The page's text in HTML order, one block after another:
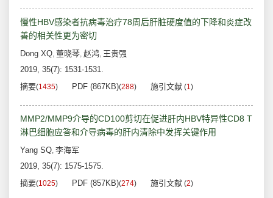
慢性HBV感染者抗病毒治疗78周后肝脏硬度值的下降和炎症改
善的相关性更为密切
Dong XQ, 董晓琴, 赵鸿, 王贵强
2019, 35(7): 1531-1531.
摘要(1435) PDF (867KB)(288) 施引文献 (1)
MMP2/MMP9介导的CD100剪切在促进肝内HBV特异性CD8 T
淋巴细胞应答和介导病毒的肝内清除中发挥关键作用
Yang SQ, 李海军
2019, 35(7): 1575-1575.
摘要(1025) PDF (857KB)(274) 施引文献 (2)